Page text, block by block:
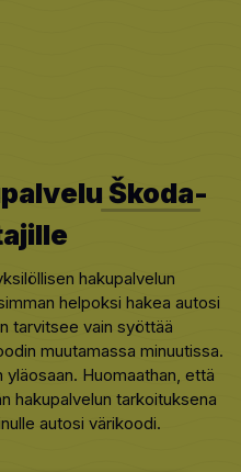
Škoda-
hakupalvelun
helpoksi hakea autosi
tarvitsee vain syöttää
muutamassa minuutissa.
Huomaathan, että
hakupalvelun tarkoituksena
autosi värikoodi.